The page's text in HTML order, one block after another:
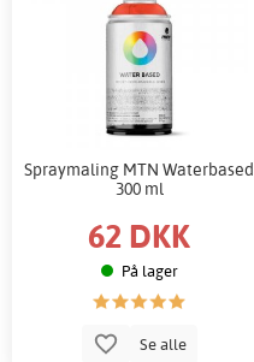
Spraymaling MTN Waterbased
300 ml
62 DKK
På lager
Se alle